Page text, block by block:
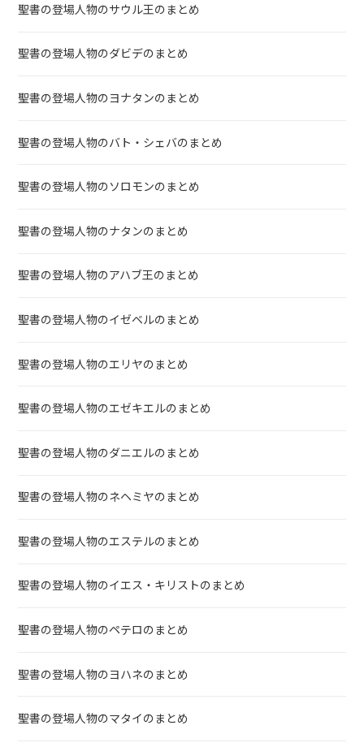
聖書の登場人物のサウル王のまとめ
聖書の登場人物のダビデのまとめ
聖書の登場人物のヨナタンのまとめ
聖書の登場人物のバト・シェバのまとめ
聖書の登場人物のソロモンのまとめ
聖書の登場人物のナタンのまとめ
聖書の登場人物のアハブ王のまとめ
聖書の登場人物のイゼベルのまとめ
聖書の登場人物のエリヤのまとめ
聖書の登場人物のエゼキエルのまとめ
聖書の登場人物のダニエルのまとめ
聖書の登場人物のネヘミヤのまとめ
聖書の登場人物のエステルのまとめ
聖書の登場人物のイエス・キリストのまとめ
聖書の登場人物のペテロのまとめ
聖書の登場人物のヨハネのまとめ
聖書の登場人物のマタイのまとめ